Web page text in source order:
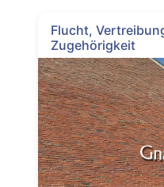
Flucht,
Zugehörigkeit